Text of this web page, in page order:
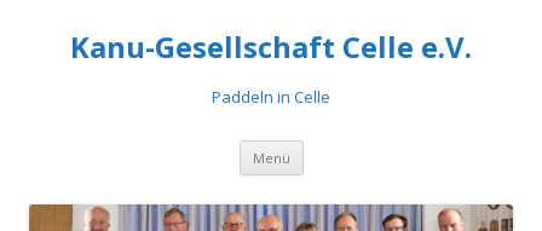
Kanu-Gesellschaft Celle e.V.
Paddeln in Celle
Menü Zum
springen